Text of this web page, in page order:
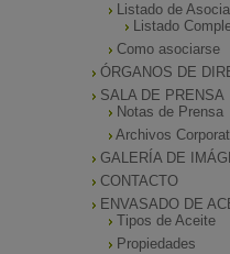
Listado de
Listado
Como asociarse
ÓRGANOS DE
SALA DE PRENSA
Notas de Prensa
Archivos
GALERÍA DE
CONTACTO
ENVASADO DE
Tipos de Aceite
Propiedades